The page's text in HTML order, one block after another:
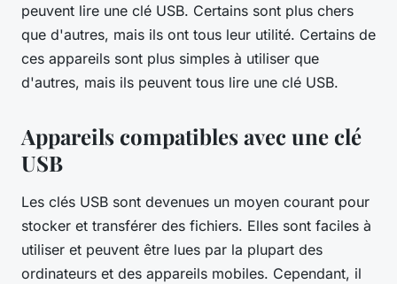
peuvent lire une clé USB. Certains sont plus chers
que d'autres, mais ils ont tous leur utilité. Certains de
ces appareils sont plus simples à utiliser que
d'autres, mais ils peuvent tous lire une clé USB.
Appareils compatibles avec une clé
USB
Les clés USB sont devenues un moyen courant pour
stocker et transférer des fichiers. Elles sont faciles à
utiliser et peuvent être lues par la plupart des
ordinateurs et des appareils mobiles. Cependant, il